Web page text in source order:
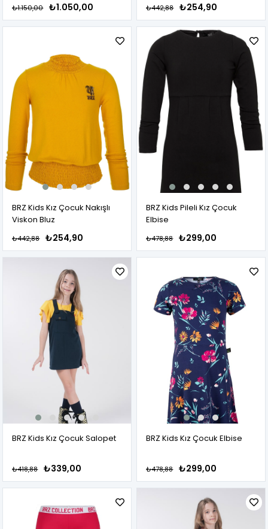
₺1.050,00
₺1.150,00 ₺254,90
₺442,88
BRZ Kids Kız Çocuk Nakışlı
Viskon Bluz
₺254,90
₺442,88
BRZ Kids Pileli Kız Çocuk
Elbise
₺299,00
₺478,88
BRZ Kids Kız Çocuk Salopet
₺339,00
₺418,88
BRZ Kids Kız Çocuk Elbise
₺299,00
₺478,88